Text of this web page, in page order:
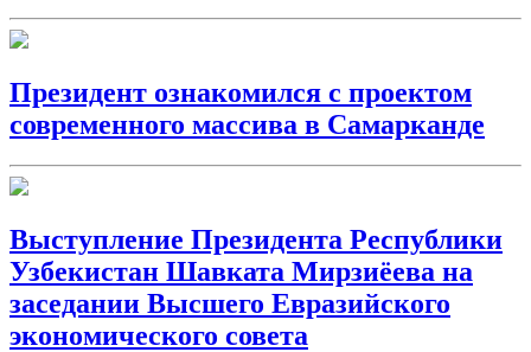
Президент ознакомился с проектом
современного массива в Самарканде
Выступление Президента Республики
Узбекистан Шавката Мирзиёева на
заседании Высшего Евразийского
экономического совета